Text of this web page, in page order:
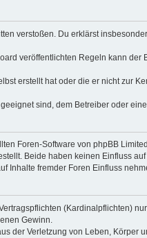
verstoßen. Du erklärst
veröffentlichten Regeln kann der
erstellt hat oder die er nicht zur
sind, dem Betreiber oder
Foren-Software von phpBB
Beide haben keinen Einfluss
Inhalte fremder Foren Einfluss
(Kardinalpflichten)
Gewinn.
der Verletzung von Leben, Körper